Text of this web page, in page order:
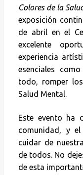
Colores de la
exposición
de abril en el
excelente
experiencia
esenciales
todo, romper
Salud Mental.
Este evento ha
comunidad, y
cuidar de
de todos. No
de esta